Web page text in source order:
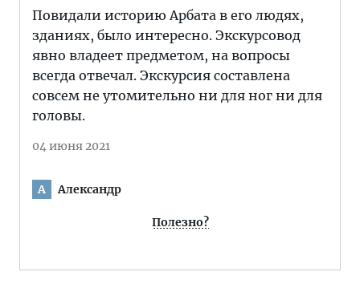
Повидали историю Арбата в его людях,
зданиях, было интересно. Экскурсовод
явно владеет предметом, на вопросы
всегда отвечал. Экскурсия составлена
совсем не утомительно ни для ног ни для
головы.
04 июня 2021
А Александр
Полезно?